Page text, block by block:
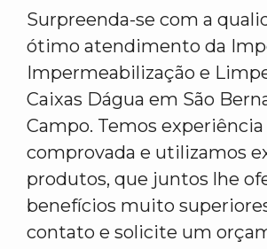
Surpreenda-se com a
ótimo atendimento da
Impermeabilização e
Caixas Dágua em São
Campo. Temos experiência
comprovada e utilizamos
produtos, que juntos lhe
benefícios muito
contato e solicite um